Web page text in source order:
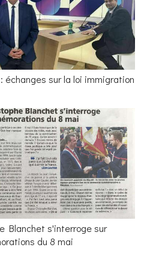
échanges sur la loi immigration
Blanchet s'interroge sur
du 8 mai